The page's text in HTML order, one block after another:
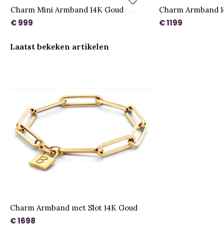
Charm Mini Armband 14K Goud
€ 999
Charm Armband
€ 1199
Laatst bekeken artikelen
Charm Armband met Slot 14K Goud
€ 1698